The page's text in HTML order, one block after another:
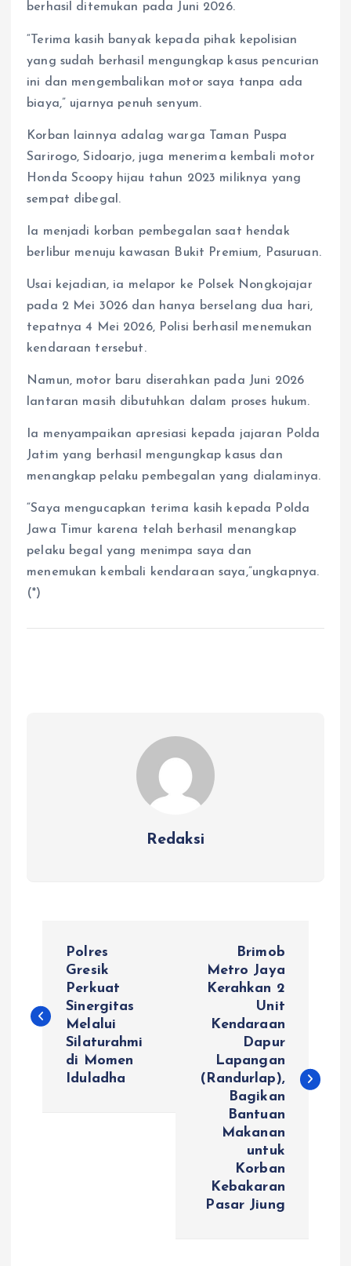
berhasil ditemukan pada Juni 2026.
“Terima kasih banyak kepada pihak kepolisian
yang sudah berhasil mengungkap kasus pencurian
ini dan mengembalikan motor saya tanpa ada
biaya,” ujarnya penuh senyum.
Korban lainnya adalag warga Taman Puspa
Sarirogo, Sidoarjo, juga menerima kembali motor
Honda Scoopy hijau tahun 2023 miliknya yang
sempat dibegal.
Ia menjadi korban pembegalan saat hendak
berlibur menuju kawasan Bukit Premium, Pasuruan.
Usai kejadian, ia melapor ke Polsek Nongkojajar
pada 2 Mei 3026 dan hanya berselang dua hari,
tepatnya 4 Mei 2026, Polisi berhasil menemukan
kendaraan tersebut.
Namun, motor baru diserahkan pada Juni 2026
lantaran masih dibutuhkan dalam proses hukum.
Ia menyampaikan apresiasi kepada jajaran Polda
Jatim yang berhasil mengungkap kasus dan
menangkap pelaku pembegalan yang dialaminya.
“Saya mengucapkan terima kasih kepada Polda
Jawa Timur karena telah berhasil menangkap
pelaku begal yang menimpa saya dan
menemukan kembali kendaraan saya,”ungkapnya.
(*)
Redaksi
v
Polres
Gresik
Perkuat
Sinergitas
Melalui
Silaturahmi
di Momen
Iduladha
Brimob
Metro Jaya
Kerahkan 2
Unit
Kendaraan
Dapur
Lapangan
(Randurlap),
Bagikan
Bantuan
Makanan
untuk
Korban
Kebakaran
Pasar Jiung